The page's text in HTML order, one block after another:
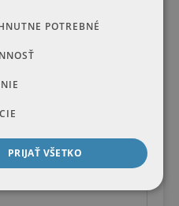
Raifen Paket GmbH
POTREBNÉ
PRIJAŤ VŠETKO